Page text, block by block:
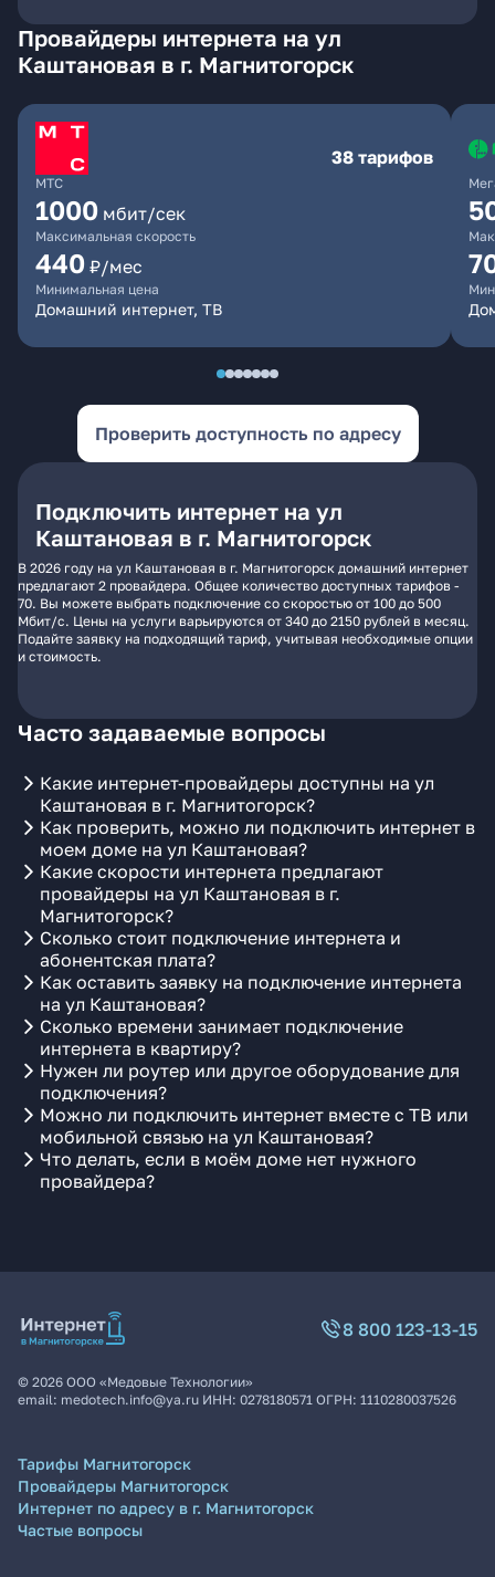
Провайдеры интернета на ул
Каштановая в г. Магнитогорск
МТС
38 тарифов
1000 мбит/сек
Максимальная скорость
440 ₽/мес
Минимальная цена
Домашний интернет, ТВ
Проверить доступность по адресу
Подключить интернет на ул
Каштановая в г. Магнитогорск
В 2026 году на ул Каштановая в г. Магнитогорск домашний интернет
предлагают 2 провайдера. Общее количество доступных тарифов -
70. Вы можете выбрать подключение со скоростью от 100 до 500
Мбит/с. Цены на услуги варьируются от 340 до 2150 рублей в месяц.
Подайте заявку на подходящий тариф, учитывая необходимые опции
и стоимость.
Часто задаваемые вопросы
Какие интернет-провайдеры доступны на ул
Каштановая в г. Магнитогорск?
Как проверить, можно ли подключить интернет в
моем доме на ул Каштановая?
Какие скорости интернета предлагают
провайдеры на ул Каштановая в г.
Магнитогорск?
Сколько стоит подключение интернета и
абонентская плата?
Как оставить заявку на подключение интернета
на ул Каштановая?
Сколько времени занимает подключение
интернета в квартиру?
Нужен ли роутер или другое оборудование для
подключения?
Можно ли подключить интернет вместе с ТВ или
мобильной связью на ул Каштановая?
Что делать, если в моём доме нет нужного
провайдера?
8 800 123-13-15
© 2026 ООО «Медовые Технологии»
email: medotech.info@ya.ru ИНН: 0278180571 ОГРН: 1110280037526
Тарифы Магнитогорск
Провайдеры Магнитогорск
Интернет по адресу в г. Магнитогорск
Частые вопросы